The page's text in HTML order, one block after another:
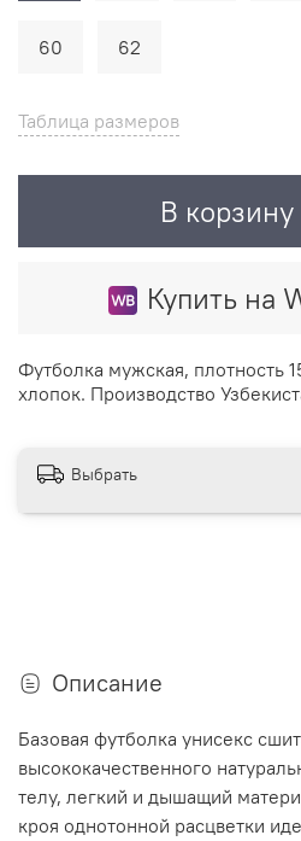
Таблица размеров
В корзину
Купить на
60 62
Футболка мужская, плотность
хлопок. Производство
Выбрать
Описание
Базовая футболка унисекс
высококачественного
телу, легкий и дышащий
кроя однотонной расцветки